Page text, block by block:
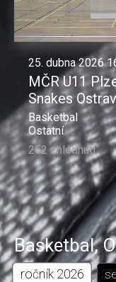
25. dubna 2026
MČR U11
Snakes
Basketbal
Ostatní
252 zhlédnutí
Basketbal,
ročník 2026